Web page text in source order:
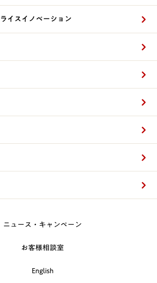
イスイノベーション
ニュース・キャンペーン
お客様相談室
English